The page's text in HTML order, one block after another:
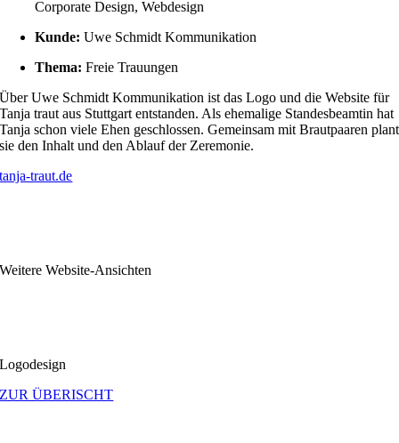
Corporate Design, Webdesign
Kunde: Uwe Schmidt Kommunikation
Thema:Freie Trauungen
Über Uwe Schmidt Kommunikation ist das Logo und die Website für
Tanja traut aus Stuttgart entstanden. Als ehemalige Standesbeamtin hat
Tanja schon viele Ehen geschlossen. Gemeinsam mit Brautpaaren plant
sie den Inhalt und den Ablauf der Zeremonie.
tanja-traut.de
Weitere Website-Ansichten
Logodesign
ZUR ÜBERISCHT